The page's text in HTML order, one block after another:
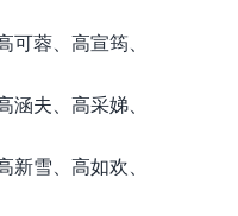
可蓉、高宣筠、
涵夫、高采娣、
新雪、高如欢、